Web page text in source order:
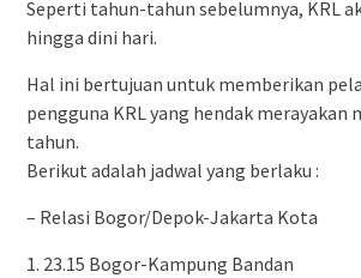
Seperti tahun-tahun sebelumnya, KRL
hingga dini hari.
Hal ini bertujuan untuk memberikan
pengguna KRL yang hendak
tahun.
Berikut adalah jadwal yang berlaku :
– Relasi Bogor/Depok-Jakarta Kota
1. 23.15 Bogor-Kampung Bandan